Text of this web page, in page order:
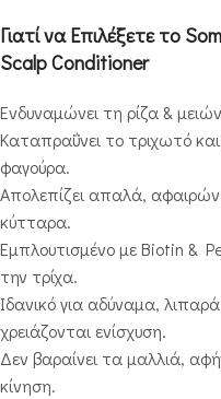
Γιατί να Επιλέξετε το
Scalp Conditioner
Ενδυναμώνει τη ρίζα &
Καταπραΰνει το τριχωτό
φαγούρα.
Απολεπίζει απαλά,
κύτταρα.
Εμπλουτισμένο με Biotin &
την τρίχα.
Ιδανικό για αδύναμα,
χρειάζονται ενίσχυση.
Δεν βαραίνει τα μαλλιά,
κίνηση.